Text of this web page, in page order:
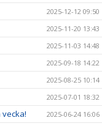
2025-12-12 09:50
2025-11-20 13:43
2025-11-03 14:48
2025-09-18 14:22
2025-08-25 10:14
2025-07-01 18:32
2025-06-24 16:06